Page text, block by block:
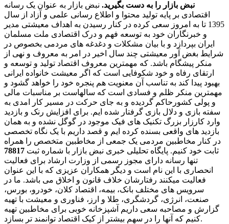
نبض بازار را به دست بگیرید. نبض بازار به عنوان یک رسانه
اقتصادی بر پایه تولید محتوا و اطلاع رسانی علمی و آزاد از سال
1395 تا به امروز سعی کرده در کنار رسیدن به اهداف معیشتی مدیر
و خبرنگاران خود به توسعه فهم و درک اقتصادی ملت مسلمان
ایران بپردازد و با بیان مشکلات و دغدغه های مردمی بخصوص در
شرایط بغض آور معیشتی چند سال اخیر در امر به معروف و نهی از
منکر پیشگام باشد. که مهمترین معروف اقتصاد تولید و توسعه و
ارتقای رفاه و خود شکوفایی است که اگر معیشت خانواده ایرانی
بهبود پیدا کند به تناسب آن معنویت هم پنجره خود را خواهد گشود و
مهمترین منکر ظلم و فسادی است که سالهاست بر مناسبات مالی
و پولی کشورحاکم گردیده و به جای حرکت در مسیر کار امدی به
سفته بازی و دلال بازی گرفتار شده ایم. برای افزایش رنک و بازدید
وارد کارزار بزرگ تکنیک های فیک موجود در گوگل نشده و به همان
بازدید های واقعی بسنده کرده ایم و قصد داریم با یک نگاه تخصصی
در کنار مخاطبین مردمی یک جمعی از مخاطبین متخصص را همراه
ثابت خود کنیم. پایگاه تحلیلی خبری نبض بازار با شماره ثبت 78817
تنها رسانه دارای مجوز رسمی از وزارت ارشاد برای فعالیت
انحصاری با این نام است و دیگر همکاران عزیزی که با این عنوان
فعالیت میکنند رفتارشان خلاف قانون و اخلاق می باشد. ما در
سرویس های مختلف بانک، بیمه، اقتصاد کلان، خودرو، بورس،
صنعت، انرژی، گردشگری، طلا و ارز، فناوری و معیشت با تهیه
گزارش و مصاحبه سعی داریم آشپزخانه خوبی برای مخاطبین تهیه
کنیم که آنها را در سهم بیشتر از کیک اقتصاد توانمند تر بسازد.